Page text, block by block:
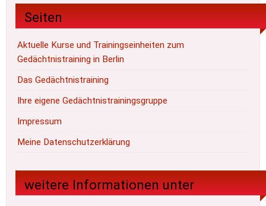
Seiten
Aktuelle Kurse und Trainingseinheiten zum
Gedächtnistraining in Berlin
Das Gedächtnistraining
Ihre eigene Gedächtnistrainingsgruppe
Impressum
Meine Datenschutzerklärung
weitere Informationen unter